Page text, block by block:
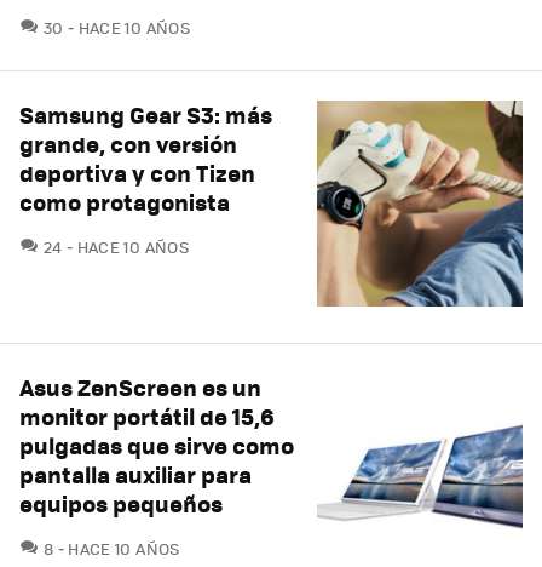
30 COMENTARIOS
HACE 10 AÑOS
Samsung Gear S3: más
grande, con versión
deportiva y con Tizen
como protagonista
24 COMENTARIOS
HACE 10 AÑOS
Asus ZenScreen es un
monitor portátil de 15,6
pulgadas que sirve como
pantalla auxiliar para
equipos pequeños
8 COMENTARIOS
HACE 10 AÑOS